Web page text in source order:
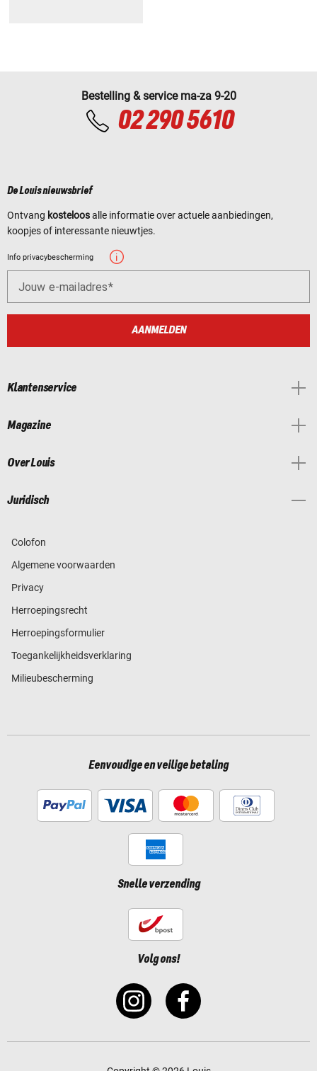
Bestelling & service ma-za 9-20
02 290 5610
De Louis nieuwsbrief
Ontvang kosteloosalle informatie over actuele aanbiedingen,
koopjes of interessante nieuwtjes.
Info privacybescherming
Jouw e-mailadres
AANMELDEN
Klantenservice
Magazine
Over Louis
Juridisch
Colofon
Algemene voorwaarden
Privacy
Herroepingsrecht
Herroepingsformulier
Toegankelijkheidsverklaring
Milieubescherming
Eenvoudige en veilige betaling
Snelle verzending
Volg ons!